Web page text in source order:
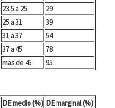
23.5 a 25
29
25 a 31
39
31 a 37
54
37 a 45
78
mas de 45 95
DE medio (%) DE marginal (%)